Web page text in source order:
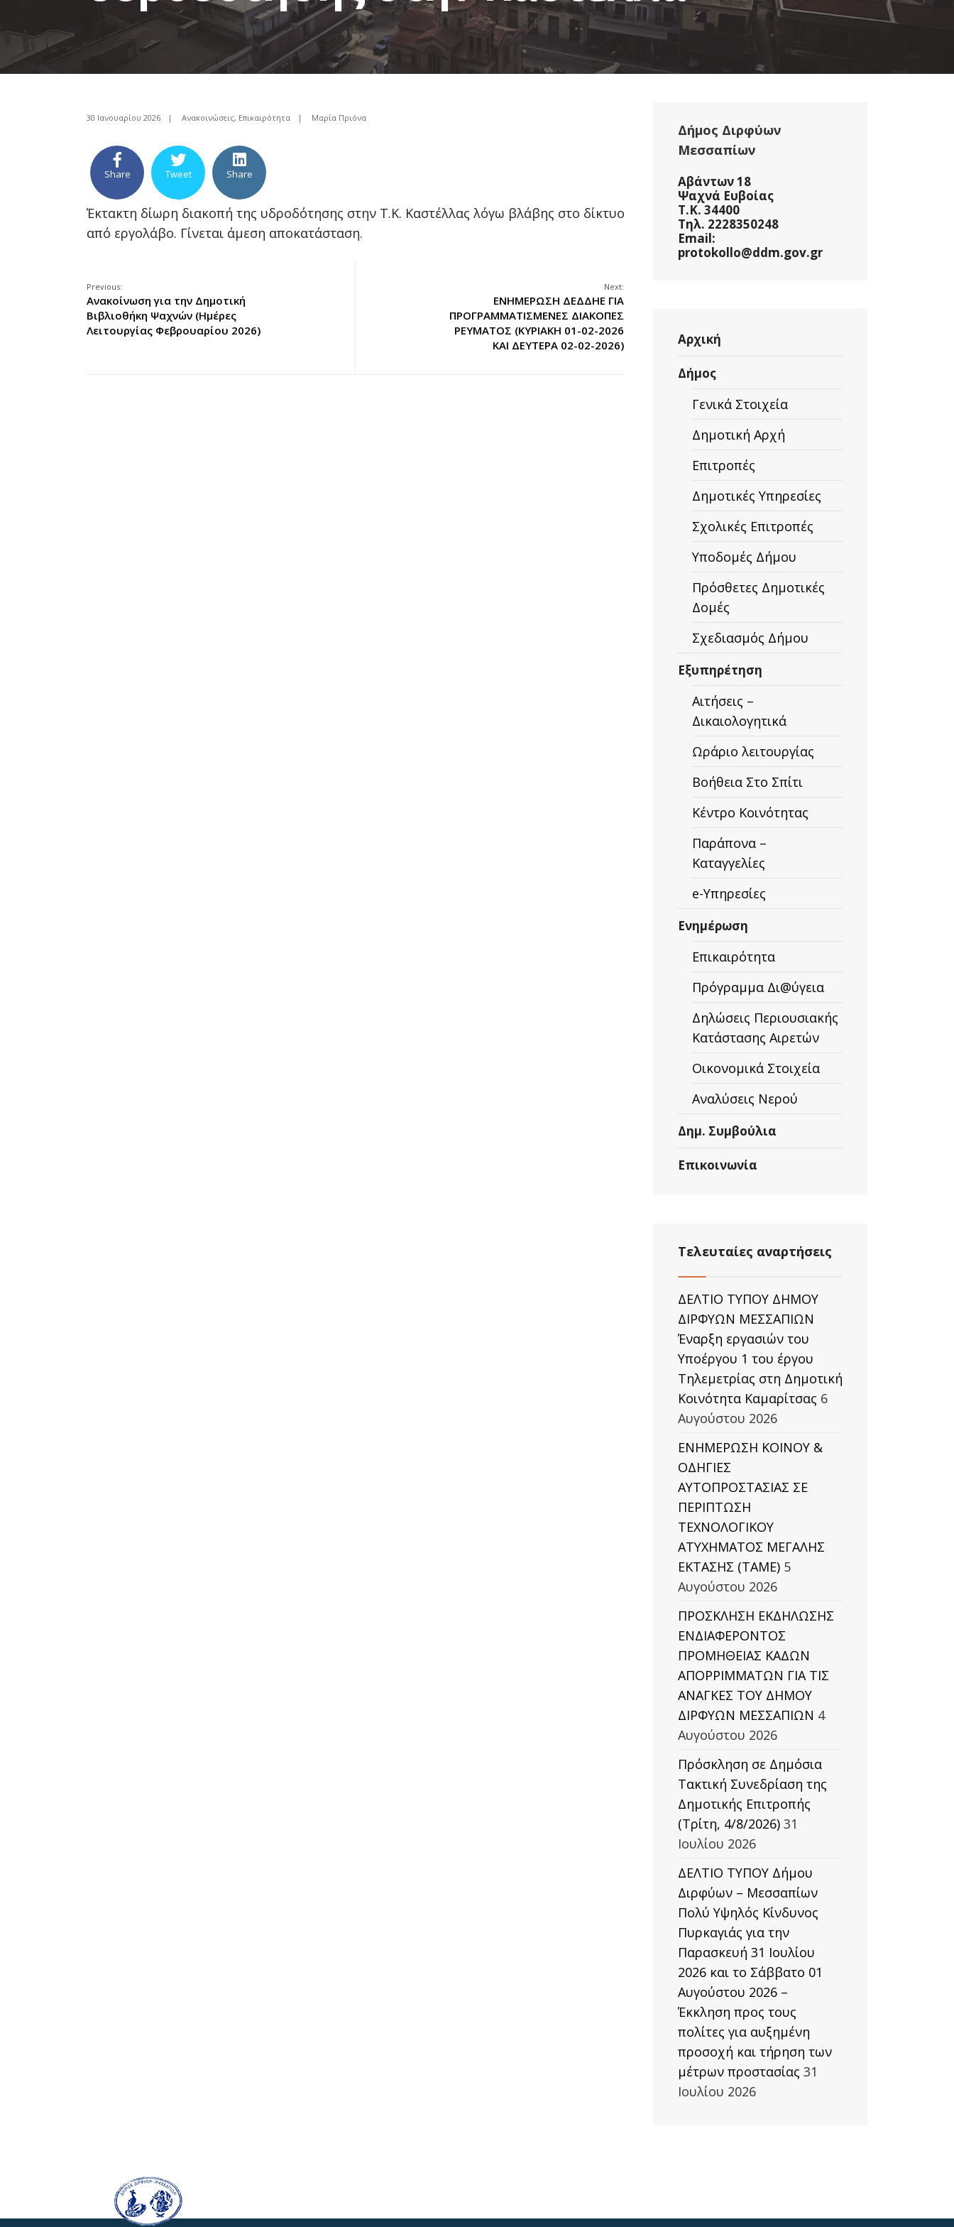
30 Ιανουαρίου 2026 | Ανακοινώσεις, Επικαιρότητα | Μαρία Πριόνα
Share Tweet Share
Έκτακτη δίωρη διακοπή της υδροδότησης στην Τ.Κ. Καστέλλας λόγω βλάβης στο δίκτυο
από εργολάβο. Γίνεται άμεση αποκατάσταση.
Previous:
Ανακοίνωση για την Δημοτική
Βιβλιοθήκη Ψαχνών (Ημέρες
Λειτουργίας Φεβρουαρίου 2026)
Next:
ΕΝΗΜΕΡΩΣΗ ΔΕΔΔΗΕ ΓΙΑ
ΠΡΟΓΡΑΜΜΑΤΙΣΜΕΝΕΣ ΔΙΑΚΟΠΕΣ
ΡΕΥΜΑΤΟΣ (ΚΥΡΙΑΚΗ 01-02-2026
ΚΑΙ ΔΕΥΤΕΡΑ 02-02-2026)
Δήμος Διρφύων
Μεσσαπίων
Αβάντων 18
Ψαχνά Ευβοίας
Τ.Κ. 34400
Τηλ. 2228350248
Email:
protokollo@ddm.gov.gr
Αρχική
Δήμος
Γενικά Στοιχεία
Δημοτική Αρχή
Επιτροπές
Δημοτικές Υπηρεσίες
Σχολικές Επιτροπές
Υποδομές Δήμου
Πρόσθετες Δημοτικές
Δομές
Σχεδιασμός Δήμου
Εξυπηρέτηση
Αιτήσεις –
Δικαιολογητικά
Ωράριο λειτουργίας
Βοήθεια Στο Σπίτι
Κέντρο Κοινότητας
Παράπονα –
Καταγγελίες
e-Υπηρεσίες
Ενημέρωση
Επικαιρότητα
Πρόγραμμα Δι@ύγεια
Δηλώσεις Περιουσιακής
Κατάστασης Αιρετών
Οικονομικά Στοιχεία
Αναλύσεις Νερού
Δημ. Συμβούλια
Επικοινωνία
Τελευταίες αναρτήσεις
ΔΕΛΤΙΟ ΤΥΠΟΥ ΔΗΜΟΥ
ΔΙΡΦΥΩΝ ΜΕΣΣΑΠΙΩΝ
Έναρξη εργασιών του
Υποέργου 1 του έργου
Τηλεμετρίας στη Δημοτική
Κοινότητα Καμαρίτσας 6
Αυγούστου 2026
ΕΝΗΜΕΡΩΣΗ ΚΟΙΝΟΥ &
ΟΔΗΓΙΕΣ
ΑΥΤΟΠΡΟΣΤΑΣΙΑΣ ΣΕ
ΠΕΡΙΠΤΩΣΗ
ΤΕΧΝΟΛΟΓΙΚΟΥ
ΑΤΥΧΗΜΑΤΟΣ ΜΕΓΑΛΗΣ
ΕΚΤΑΣΗΣ (TAΜΕ) 5
Αυγούστου 2026
ΠΡΟΣΚΛΗΣΗ ΕΚΔΗΛΩΣΗΣ
ΕΝΔΙΑΦΕΡΟΝΤΟΣ
ΠΡΟΜΗΘΕΙΑΣ ΚΑΔΩΝ
ΑΠΟΡΡΙΜΜΑΤΩΝ ΓΙΑ ΤΙΣ
ΑΝΑΓΚΕΣ ΤΟΥ ΔΗΜΟΥ
ΔΙΡΦΥΩΝ ΜΕΣΣΑΠΙΩΝ 4
Αυγούστου 2026
Πρόσκληση σε Δημόσια
Τακτική Συνεδρίαση της
Δημοτικής Επιτροπής
(Τρίτη, 4/8/2026) 31
Ιουλίου 2026
ΔΕΛΤΙΟ ΤΥΠΟΥ Δήμου
Διρφύων – Μεσσαπίων
Πολύ Υψηλός Κίνδυνος
Πυρκαγιάς για την
Παρασκευή 31 Ιουλίου
2026 και το Σάββατο 01
Αυγούστου 2026 –
Έκκληση προς τους
πολίτες για αυξημένη
προσοχή και τήρηση των
μέτρων προστασίας 31
Ιουλίου 2026